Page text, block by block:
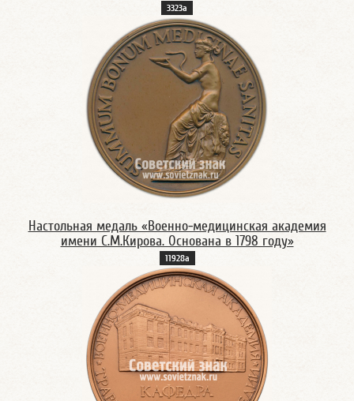
3323а
Настольная медаль «Военно-медицинская академия
имени С.М.Кирова. Основана в 1798 году»
11928а